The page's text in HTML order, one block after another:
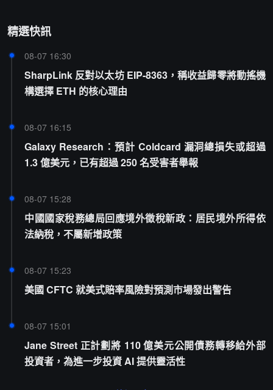
精選快訊
08-07 16:30
SharpLink 反對以太坊 EIP-8363，稱收益歸零將動搖機
構選擇 ETH 的核心理由
08-07 16:15
Galaxy Research：預計 Coldcard 漏洞總損失或超過
1.3 億美元，已有超過 250 名受害者舉報
08-07 15:28
中國國家稅務總局回應境外徵稅新政：居民境外所得依
法納稅，不屬新增政策
08-07 15:23
美國 CFTC 就美式賠率風險對預測市場發出警告
08-07 15:01
Jane Street 正計劃將 110 億美元公開債務轉移給外部
投資者，為進一步投資 AI 提供靈活性